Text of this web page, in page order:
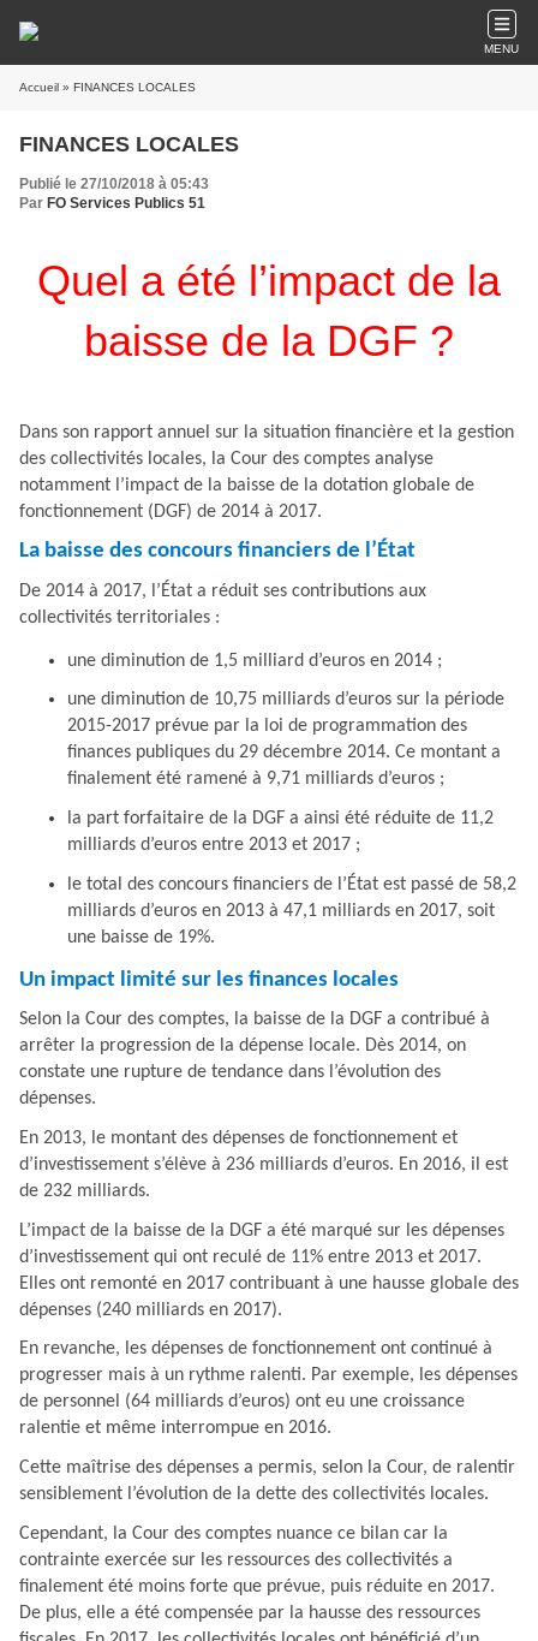
MENU
Accueil » FINANCES LOCALES
FINANCES LOCALES
Publié le 27/10/2018 à 05:43
Par FO Services Publics 51
Quel a été l’impact de la
baisse de la DGF ?
Dans son rapport annuel sur la situation financière et la gestion
des collectivités locales, la Cour des comptes analyse
notamment l’impact de la baisse de la dotation globale de
fonctionnement (DGF) de 2014 à 2017.
La baisse des concours financiers de l’État
De 2014 à 2017, l’État a réduit ses contributions aux
collectivités territoriales :
une diminution de 1,5 milliard d’euros en 2014 ;
une diminution de 10,75 milliards d’euros sur la période
2015-2017 prévue par la loi de programmation des
finances publiques du 29 décembre 2014. Ce montant a
finalement été ramené à 9,71 milliards d’euros ;
la part forfaitaire de la DGF a ainsi été réduite de 11,2
milliards d’euros entre 2013 et 2017 ;
le total des concours financiers de l’État est passé de 58,2
milliards d’euros en 2013 à 47,1 milliards en 2017, soit
une baisse de 19%.
Un impact limité sur les finances locales
Selon la Cour des comptes, la baisse de la DGF a contribué à
arrêter la progression de la dépense locale. Dès 2014, on
constate une rupture de tendance dans l’évolution des
dépenses.
En 2013, le montant des dépenses de fonctionnement et
d’investissement s’élève à 236 milliards d’euros. En 2016, il est
de 232 milliards.
L’impact de la baisse de la DGF a été marqué sur les dépenses
d’investissement qui ont reculé de 11% entre 2013 et 2017.
Elles ont remonté en 2017 contribuant à une hausse globale des
dépenses (240 milliards en 2017).
En revanche, les dépenses de fonctionnement ont continué à
progresser mais à un rythme ralenti. Par exemple, les dépenses
de personnel (64 milliards d’euros) ont eu une croissance
ralentie et même interrompue en 2016.
Cette maîtrise des dépenses a permis, selon la Cour, de ralentir
sensiblement l’évolution de la dette des collectivités locales.
Cependant, la Cour des comptes nuance ce bilan car la
contrainte exercée sur les ressources des collectivités a
finalement été moins forte que prévue, puis réduite en 2017.
De plus, elle a été compensée par la hausse des ressources